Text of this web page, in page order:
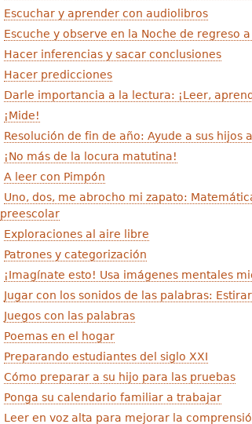
Escuchar y aprender con audiolibros
Escuche y observe en la Noche de regreso
Hacer inferencias y sacar conclusiones
Hacer predicciones
Darle importancia a la lectura: ¡Leer,
¡Mide!
Resolución de fin de año: Ayude a sus hijos
¡No más de la locura matutina!
A leer con Pimpón
Uno, dos, me abrocho mi zapato:
preescolar
Exploraciones al aire libre
Patrones y categorización
¡Imagínate esto! Usa imágenes mentales
Jugar con los sonidos de las palabras:
Juegos con las palabras
Poemas en el hogar
Preparando estudiantes del siglo XXI
Cómo preparar a su hijo para las pruebas
Ponga su calendario familiar a trabajar
Leer en voz alta para mejorar la